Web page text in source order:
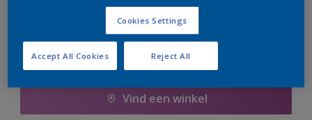
Boodschappenlijst
Vind een winkel
Cookies Settings
Reject All
Accept All Cookies